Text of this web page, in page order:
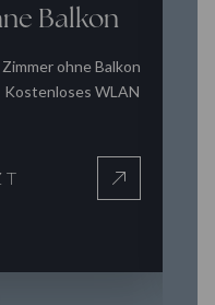
Balkon
Zimmer mit Balkon
Kostenloses WLAN